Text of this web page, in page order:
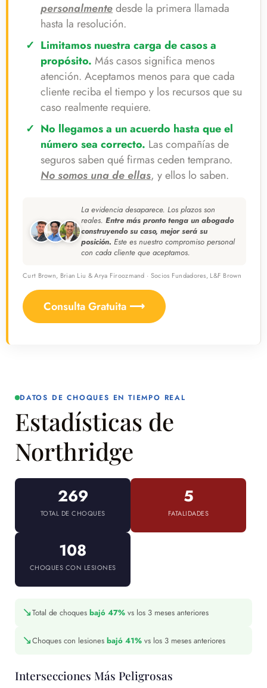
personalmentedesde la primera llamada
hasta la resolución.
Limitamos nuestra carga de casos a
propósito. Más casos significa menos
atención. Aceptamos menos para que cada
cliente reciba el tiempo y los recursos que su
caso realmente requiere.
No llegamos a un acuerdo hasta que el
número sea correcto. Las compañías de
seguros saben qué firmas ceden temprano.
No somos una de ellas, y ellos lo saben.
La evidencia desaparece. Los plazos son
reales. Entre más pronto tenga un abogado
construyendo su caso, mejor será su
posición. Este es nuestro compromiso personal
con cada cliente que aceptamos.
Curt Brown, Brian Liu & Arya Firoozmand · Socios Fundadores, L&F Brown
Consulta Gratuita ⟶
DATOS DE CHOQUES EN TIEMPO REAL
Estadísticas de
Northridge
269
TOTAL DE CHOQUES
5
FATALIDADES
108
CHOQUES CON LESIONES
↘Total de choques bajó 47% vs los 3 meses anteriores
↘Choques con lesiones bajó 41% vs los 3 meses anteriores
Intersecciones Más Peligrosas